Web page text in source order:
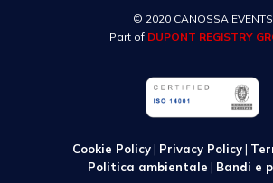
© 2020 CANOSSA EVENTS
Part of DUPONT REGISTRY
Cookie Policy| Privacy Policy|
Politica ambientale | Bandi e